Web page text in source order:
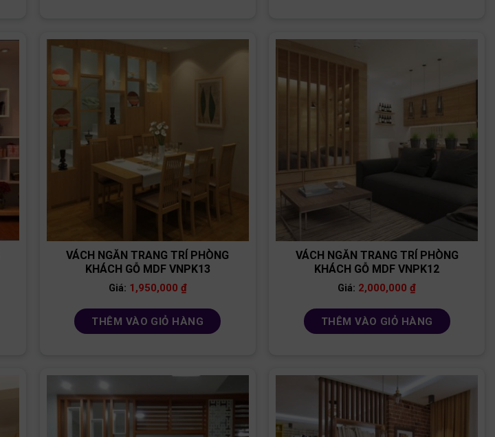
VÁCH NGĂN TRANG TRÍ PHÒNG
KHÁCH GỖ MDF VNPK13
Giá: 1,950,000 ₫
THÊM VÀO GIỎ HÀNG
VÁCH NGĂN TRANG TRÍ PHÒNG
KHÁCH GỖ MDF VNPK12
Giá: 2,000,000₫
THÊM VÀO GIỎ HÀNG